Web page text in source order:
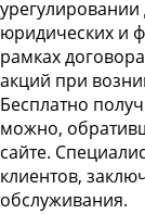
урегулировании
юридических и
рамках
акций при
Бесплатно
можно,
сайте.
клиентов,
обслуживания.